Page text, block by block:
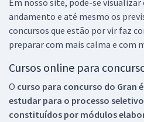
Em nosso site, pode-se visualizar
andamento e até mesmo os
concursos que estão por vir faz
preparar com mais calma e com
Cursos online para
O curso para concurso do Gran
estudar para o processo
constituídos por módulos